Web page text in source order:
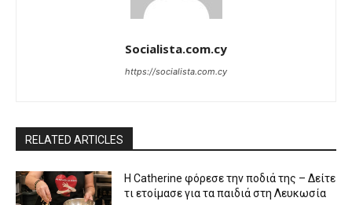
Socialista.com.cy
https://socialista.com.cy
RELATED ARTICLES
Η Catherine φόρεσε την ποδιά της – Δείτε
τι ετοίμασε για τα παιδιά στη Λευκωσία